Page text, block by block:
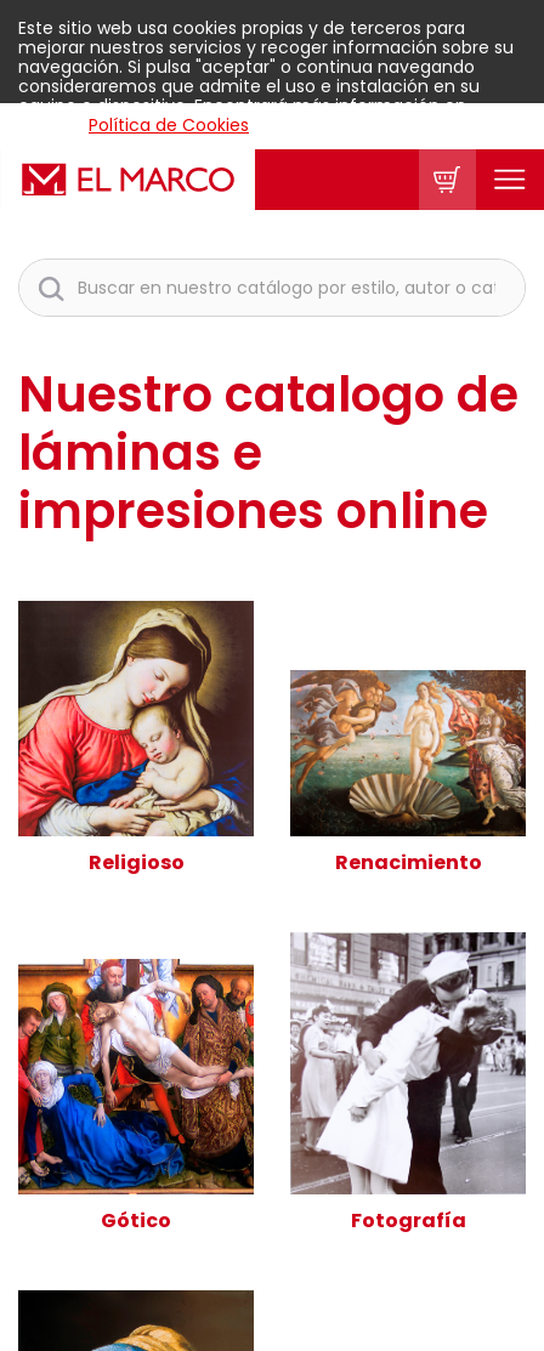
Este sitio web usa cookies propias y de terceros para
mejorar nuestros servicios y recoger información sobre su
navegación. Si pulsa "aceptar" o continua navegando
consideraremos que admite el uso e instalación en su
equipo o dispositivo. Encontrará más información en
Política de Cookies
Aceptar
Nuestro catalogo de
láminas e
impresiones online
Religioso Renacimiento
Gótico Fotografía